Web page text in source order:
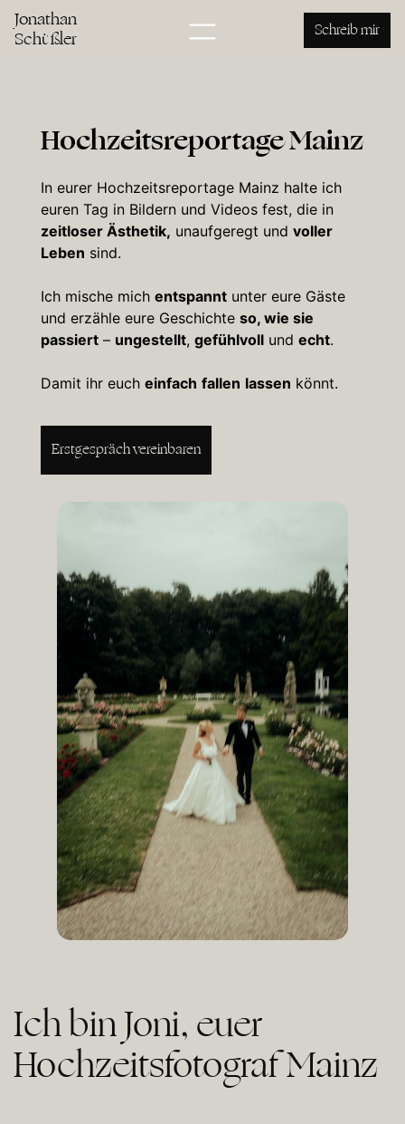
Jonathan
Schüßler Schreib mir
Hochzeitsreportage Mainz
In eurer Hochzeitsreportage Mainz halte ich
euren Tag in Bildern und Videos fest, die in
zeitloser Ästhetik, unaufgeregt und voller
Leben sind.
Ich mische mich entspanntunter eure Gäste
und erzähle eure Geschichte so, wie sie
passiert– ungestellt, gefühlvollund echt.
Damit ihr euch einfach fallen lassen könnt.
Erstgespräch vereinbaren
Ich bin Joni, euer
Hochzeitsfotograf Mainz